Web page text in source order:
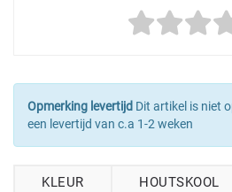
Opmerking levertijd Dit artikel is niet
een levertijd van c.a 1-2 weken
KLEUR
HOUTSKOOL